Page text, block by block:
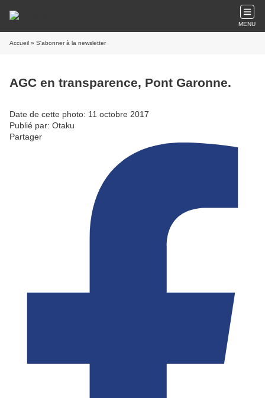
MENU
Accueil » S'abonner à la newsletter
AGC en transparence, Pont Garonne.
Date de cette photo: 11 octobre 2017
Publié par: Otaku
Partager